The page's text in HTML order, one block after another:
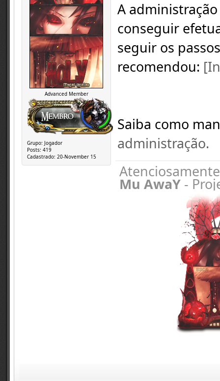
Advanced Member
Grupo: Jogador
Posts: 419
Cadastrado: 20-November 15
A
conseguir
seguir os
recomendou:
Saiba como
administração.
Mu AwaY -